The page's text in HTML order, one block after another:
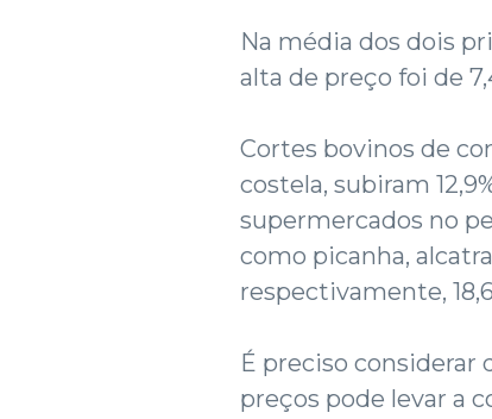
Na média dos dois
alta de preço foi de
Cortes bovinos de
costela, subiram
supermercados no
como picanha,
respectivamente,
É preciso considerar
preços pode levar a